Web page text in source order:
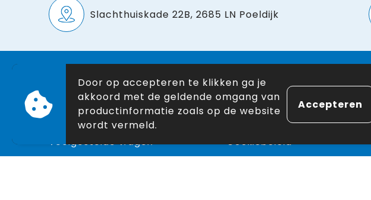
Slachthuiskade 22B, 2685 LN Poeldijk
Klantenservice
Nieuwsbrief
Contact
Veelgestelde vragen
Over ons
Veilig winkelen
Algemene voorwaarden
Privacyverklaring
Cookiebeleid
Disclaimer
Door op accepteren te klikken ga je
akkoord met de geldende omgang van
productinformatie zoals op de website
wordt vermeld.